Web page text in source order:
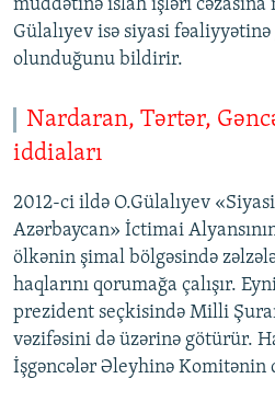
müddətinə islah işləri
Gülalıyev isə siyasi fəaliyyətinə
olunduğunu bildirir.
Nardaran, Tərtər,
iddiaları
2012-ci ildə O.Gülalıyev
Azərbaycan» İctimai
ölkənin şimal bölgəsində
haqlarını qorumağa çalışır.
prezident seçkisində Milli
vəzifəsini də üzərinə götürür.
İşgəncələr Əleyhinə Komitənin